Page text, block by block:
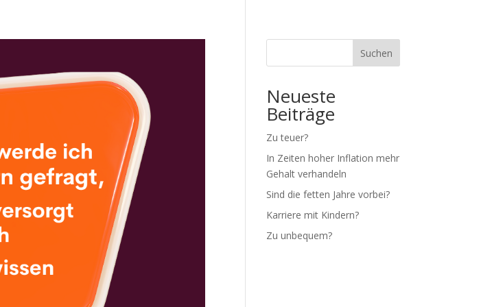
IMPRESSUM + DATENSCHUTZ
Suchen
Neueste
Beiträge
Zu teuer?
In Zeiten hoher Inflation mehr
Gehalt verhandeln
Sind die fetten Jahre vorbei?
Karriere mit Kindern?
Zu unbequem?